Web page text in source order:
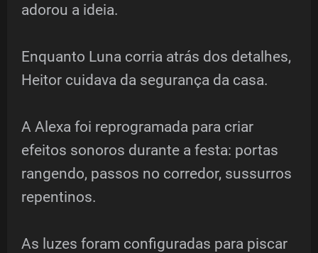
adorou a ideia.
Enquanto Luna corria atrás dos detalhes,
Heitor cuidava da segurança da casa.
A Alexa foi reprogramada para criar
efeitos sonoros durante a festa: portas
rangendo, passos no corredor, sussurros
repentinos.
As luzes foram configuradas para piscar